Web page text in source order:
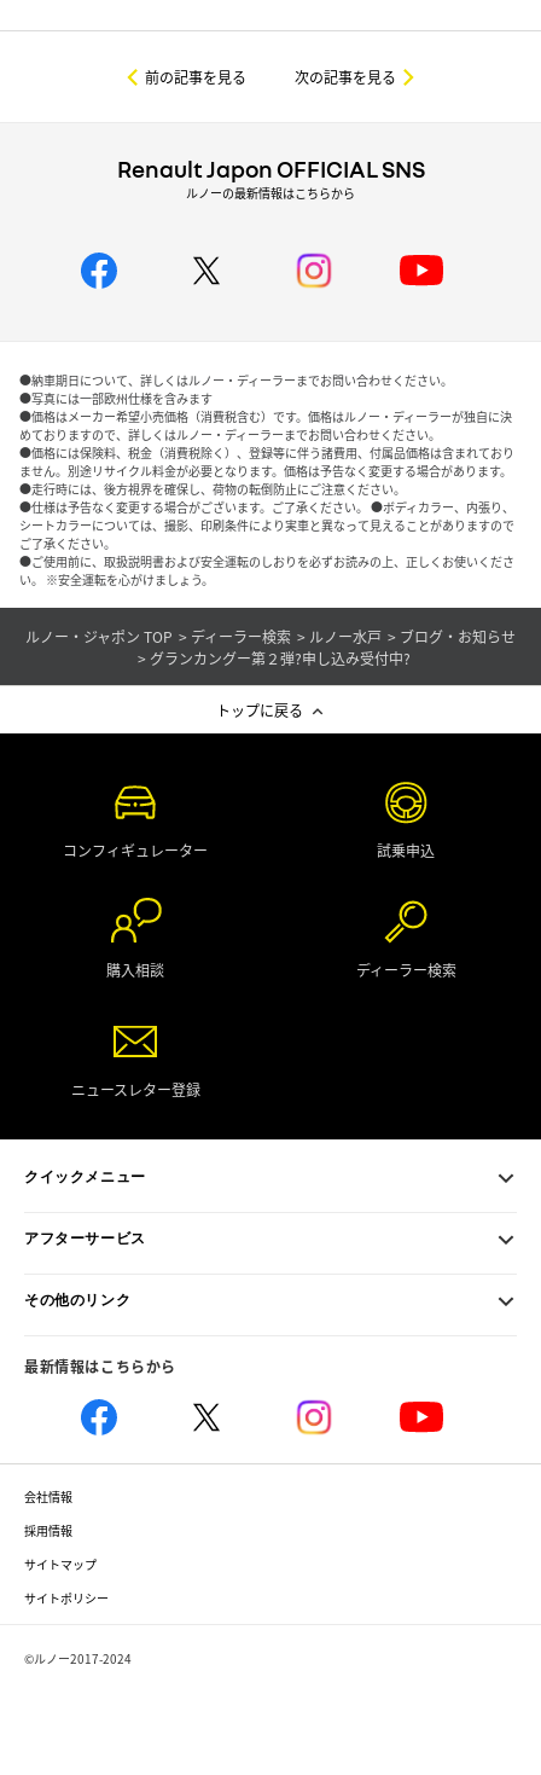
前の記事を見る 次の記事を見る
Renault Japon OFFICIAL SNS
ルノーの最新情報はこちらから
●納車期日について、詳しくはルノー・ディーラーまでお問い合わせください。
●写真には一部欧州仕様を含みます
●価格はメーカー希望小売価格（消費税含む）です。価格はルノー・ディーラーが独自に決
めておりますので、詳しくはルノー・ディーラーまでお問い合わせください。
●価格には保険料、税金（消費税除く）、登録等に伴う諸費用、付属品価格は含まれており
ません。別途リサイクル料金が必要となります。価格は予告なく変更する場合があります。
●走行時には、後方視界を確保し、荷物の転倒防止にご注意ください。
●仕様は予告なく変更する場合がございます。ご了承ください。 ●ボディカラー、内張り、
シートカラーについては、撮影、印刷条件により実車と異なって見えることがありますので
ご了承ください。
●ご使用前に、取扱説明書および安全運転のしおりを必ずお読みの上、正しくお使いくださ
い。 ※安全運転を心がけましょう。
ルノー・ジャポン TOP ディーラー検索 ルノー水戸
ブログ・お知らせ
グランカングー第２弾?申し込み受付中?
トップに戻る
コンフィギュレーター 試乗申込
購入相談 ディーラー検索
ニュースレター登録
クイックメニュー
アフターサービス
その他のリンク
最新情報はこちらから
会社情報
採用情報
サイトマップ
サイトポリシー
©ルノー2017-2024